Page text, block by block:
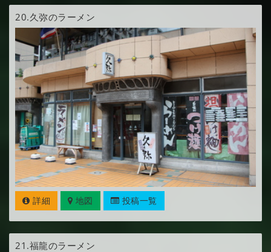
20.久弥のラーメン
詳細 地図 投稿一覧
21.福龍のラーメン